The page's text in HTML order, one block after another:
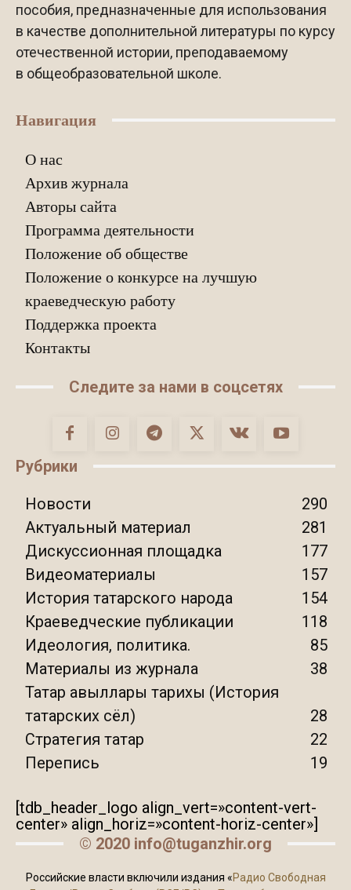
пособия, предназначенные для использования
в качестве дополнительной литературы по курсу
отечественной истории, преподаваемому
в общеобразовательной школе.
Навигация
О нас
Архив журнала
Авторы сайта
Программа деятельности
Положение об обществе
Положение о конкурсе на лучшую
краеведческую работу
Поддержка проекта
Контакты
Следите за нами в соцсетях
Рубрики
Новости
290
Актуальный материал
281
Дискуссионная площадка
177
Видеоматериалы
157
История татарского народа
154
Краеведческие публикации
118
Идеология, политика.
85
Материалы из журнала
38
Татар авыллары тарихы (История
татарских сёл)
28
Стратегия татар
22
Перепись
19
[tdb_header_logo align_vert=»content-vert-
center» align_horiz=»content-horiz-center»]
© 2020 info@tuganzhir.org
Российские власти включили издания «Радио Свободная